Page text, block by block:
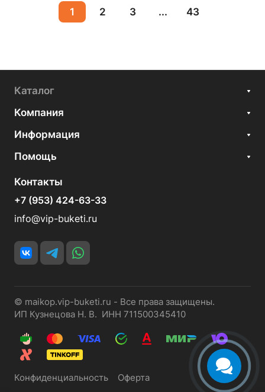
1 2 3 ... 43
Каталог
Компания
Информация
Помощь
Контакты
+7 (953) 424-63-33
info@vip-buketi.ru
© maikop.vip-buketi.ru - Все права защищены.
ИП Кузнецова Н. В. ИНН 711500345410
Конфиденциальность Оферта